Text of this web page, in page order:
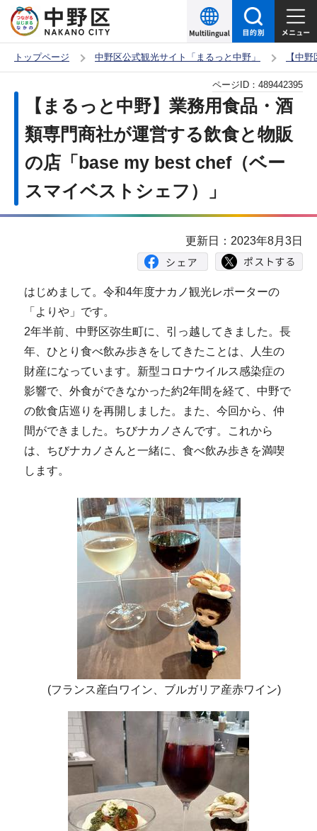
の
ー
トップページ 中野区公式観光サイト「まるっと中野」 【中
【まるっと中野】業務用食品・酒
類専門商社が運営する飲食と物販
の店「base my best chef（ベー
スマイベストシェフ）」
ページID： 489442395
更新日：2023年8月3日
はじめまして。令和4年度ナカノ観光レポーターの
「よりや」です。
2年半前、中野区弥生町に、引っ越してきました。長
年、ひとり食べ飲み歩きをしてきたことは、人生の
財産になっています。新型コロナウイルス感染症の
影響で、外食ができなかった約2年間を経て、中野で
の飲食店巡りを再開しました。また、今回から、仲
間ができました。ちびナカノさんです。これから
は、ちびナカノさんと一緒に、食べ飲み歩きを満喫
します。
(フランス産白ワイン、ブルガリア産赤ワイン)